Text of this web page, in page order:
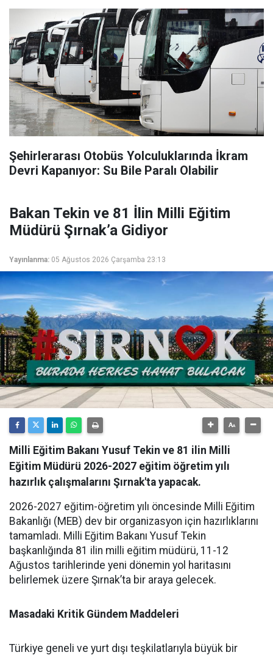
Şehirlerarası Otobüs Yolculuklarında İkram
Devri Kapanıyor: Su Bile Paralı Olabilir
Bakan Tekin ve 81 İlin Milli Eğitim
Müdürü Şırnak’a Gidiyor
Yayınlanma: 05 Ağustos 2026 Çarşamba 23:13
Milli Eğitim Bakanı Yusuf Tekin ve 81 ilin Milli
Eğitim Müdürü 2026-2027 eğitim öğretim yılı
hazırlık çalışmalarını Şırnak'ta yapacak.
​2026-2027 eğitim-öğretim yılı öncesinde Milli Eğitim
Bakanlığı (MEB) dev bir organizasyon için hazırlıklarını
tamamladı. Milli Eğitim Bakanı Yusuf Tekin
başkanlığında 81 ilin milli eğitim müdürü, 11-12
Ağustos tarihlerinde yeni dönemin yol haritasını
belirlemek üzere Şırnak’ta bir araya gelecek.
Masadaki Kritik Gündem Maddeleri
​Türkiye geneli ve yurt dışı teşkilatlarıyla büyük bir